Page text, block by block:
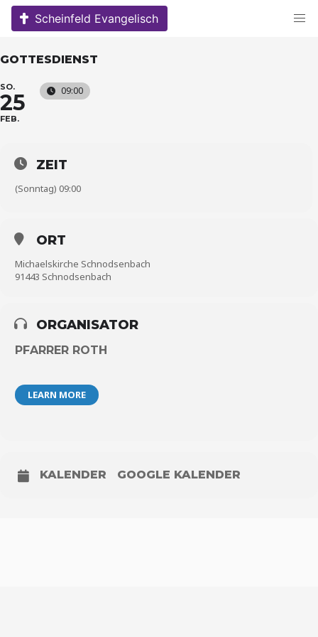
Skip
Scheinfeld Evangelisch
GOTTESDIENST
SO.
25
FEB.
09:00
ZEIT
(Sonntag) 09:00
ORT
Michaelskirche Schnodsenbach
91443 Schnodsenbach
ORGANISATOR
PFARRER ROTH
LEARN MORE
KALENDER GOOGLE KALENDER